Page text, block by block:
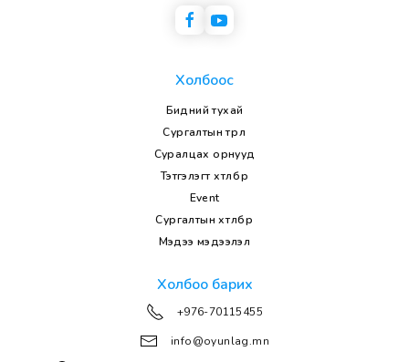
Холбоос
Бидний тухай
Сургалтын төрөл
Суралцах орнууд
Тэтгэлэгт хөтөлбөр
Event
Сургалтын хөтөлбөр
Мэдээ мэдээлэл
Холбоо барих
+976-70115455
info@oyunlag.mn